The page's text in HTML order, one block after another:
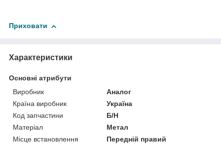
Приховати
Характеристики
Основні атрибути
Виробник
Аналог
Країна виробник
Україна
Код запчастини
Б/Н
Матеріал
Метал
Місце встановлення
Передній правий